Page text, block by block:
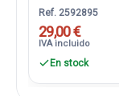
Ref. 2592895
29,00 €
IVA incluido
En stock